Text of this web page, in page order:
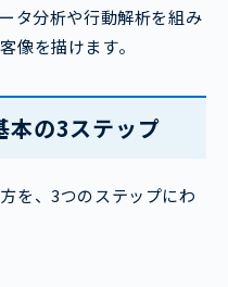
タ分析や行動解析を組み
像を描けます。
本の3ステップ
を、3つのステップにわ